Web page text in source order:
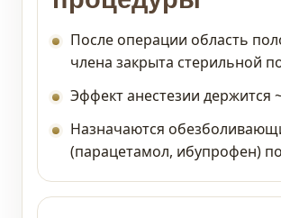
После операции область
члена закрыта стерильной
Эффект анестезии держится
Назначаются
(парацетамол, ибупрофен)